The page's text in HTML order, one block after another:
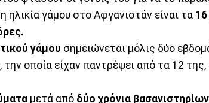
ηλικία γάμου στο Αφγανιστάν είναι τα 16
γάμου σημειώνεται μόλις δύο
οποία είχαν παντρέψει από τα 12
μετά από δύο χρόνια βασανιστηρίων